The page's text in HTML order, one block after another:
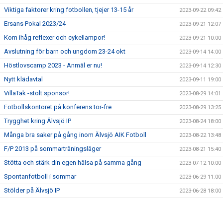
Viktiga faktorer kring fotbollen, tjejer 13-15 år 2023-09-22 09:42
Ersans Pokal 2023/24 2023-09-21 12:07
Kom ihåg reflexer och cykellampor! 2023-09-21 10:00
Avslutning för barn och ungdom 23-24 okt 2023-09-14 14:00
Höstlovscamp 2023 - Anmäl er nu! 2023-09-14 12:30
Nytt klädavtal 2023-09-11 19:00
VillaTak -stolt sponsor! 2023-08-29 14:01
Fotbollskontoret på konferens tor-fre 2023-08-29 13:25
Trygghet kring Älvsjö IP 2023-08-24 18:00
Många bra saker på gång inom Älvsjö AIK Fotboll 2023-08-22 13:48
F/P 2013 på sommarträningsläger 2023-08-21 15:40
Stötta och stärk din egen hälsa på samma gång 2023-07-12 10:00
Spontanfotboll i sommar 2023-06-29 11:00
Stölder på Älvsjö IP 2023-06-28 18:00